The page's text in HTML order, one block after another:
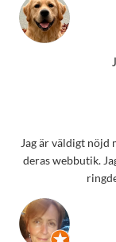
Jag är väldigt nöjd
deras webbutik.